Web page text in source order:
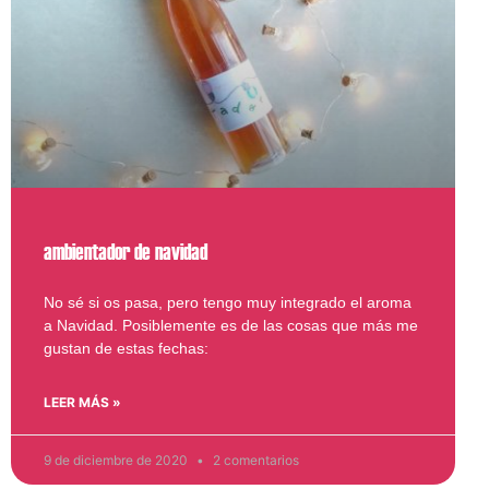
ambientador de navidad
No sé si os pasa, pero tengo muy integrado el aroma
a Navidad. Posiblemente es de las cosas que más me
gustan de estas fechas:
LEER MÁS »
9 de diciembre de 2020 2 comentarios